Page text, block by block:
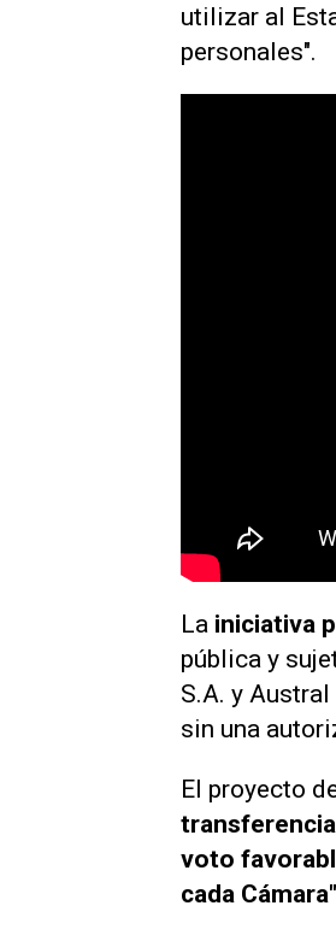
utilizar al
personales".
La iniciativa
pública y
S.A. y
sin una
El proyecto
voto
cada